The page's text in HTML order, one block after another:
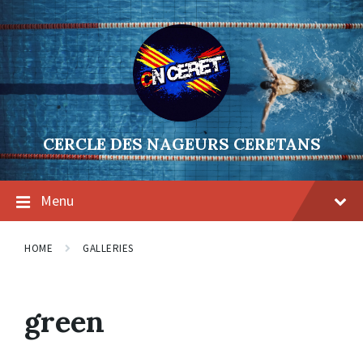
Skip
to
content
Skip
to
main
navigation
Skip
to
footer
CERCLE DES NAGEURS CERETANS
Menu
HOME GALLERIES
green